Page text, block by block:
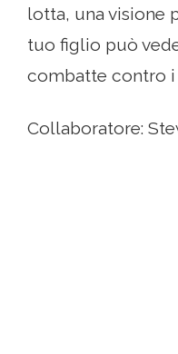
lotta, una visione
tuo figlio può
combatte contro i
Collaboratore: